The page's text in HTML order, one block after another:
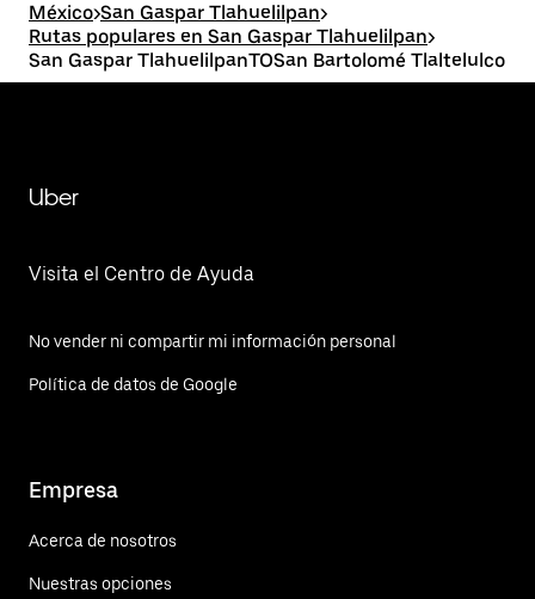
México>San Gaspar Tlahuelilpan>
Rutas populares en San Gaspar Tlahuelilpan>
San Gaspar TlahuelilpanTOSan Bartolomé Tlaltelulco
Uber
Visita el Centro de Ayuda
No vender ni compartir mi información personal
Política de datos de Google
Empresa
Acerca de nosotros
Nuestras opciones